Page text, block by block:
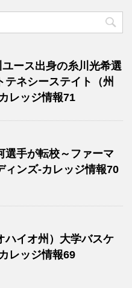
ース出身の糸川光希選
テネシーステイト（州
レッジ情報71
選手が転校～ファーマ
ィンズ-カレッジ情報70
ハイオ州）大学バスケ
レッジ情報69